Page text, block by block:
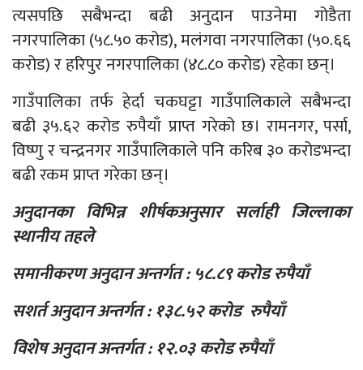
त्यसपछि सबैभन्दा बढी अनुदान पाउनेमा गोडैता
नगरपालिका (५८.५० करोड), मलंगवा नगरपालिका (५०.६६
करोड) र हरिपुर नगरपालिका (४८.८० करोड) रहेका छन्।
गाउँपालिका तर्फ हेर्दा चकघट्टा गाउँपालिकाले सबैभन्दा
बढी ३५.६२ करोड रुपैयाँ प्राप्त गरेको छ। रामनगर, पर्सा,
विष्णु र चन्द्रनगर गाउँपालिकाले पनि करिब ३० करोडभन्दा
बढी रकम प्राप्त गरेका छन्।
अनुदानका विभिन्न शीर्षकअनुसार सर्लाही जिल्लाका
स्थानीय तहले
समानीकरण अनुदान अन्तर्गत : ५८.८९ करोड रुपैयाँ
सशर्त अनुदान अन्तर्गत : १३८.५२ करोड रुपैयाँ
विशेष अनुदान अन्तर्गत : १२.०३ करोड रुपैयाँ